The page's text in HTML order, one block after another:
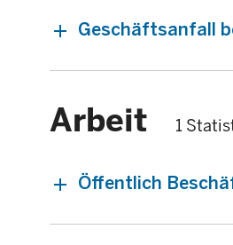
Geschäftsanfall
Arbeit 1
Öffentlich